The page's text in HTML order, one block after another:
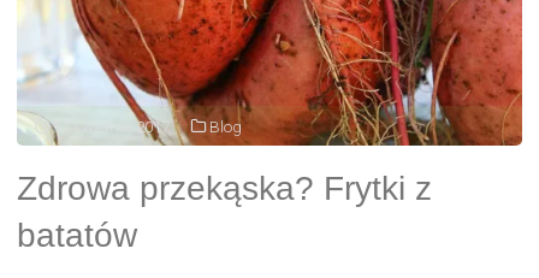
11 kwietnia 2017 Blog
Zdrowa przekąska? Frytki z
batatów